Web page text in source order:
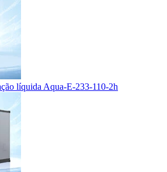
líquida Aqua-E-233-110-2h